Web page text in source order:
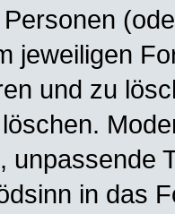
jeweiligen
und zu
unpassende
in das